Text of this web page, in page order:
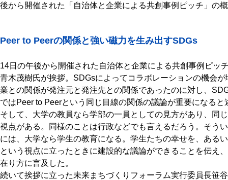
後から開催された「自治体と企業による共創事例ピッチ」の
Peer to Peerの関係と強い磁力を生み出すSDGs
14日の午後から開催された自治体と企業による共創事例ピッ
青木茂樹氏が挨拶。SDGsによってコラボレーションの機会
業との関係が発注元と発注先との関係であったのに対し、
ではPeer to Peerという同じ目線の関係の議論が重要になると
そして、大学の教員なら学部の一員としての見方があり、同
視点がある。同様のことは行政などでも言えるだろう。そう
には、大学なら学生の教育になる。学生たちの幸せを、ある
という視点に立ったときに建設的な議論ができることを伝え
在り方に言及した。
続いて挨拶に立った未来まちづくりフォーラム実行委員長笹